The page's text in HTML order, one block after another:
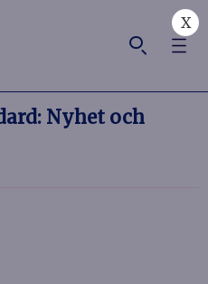
X
Nyhet och